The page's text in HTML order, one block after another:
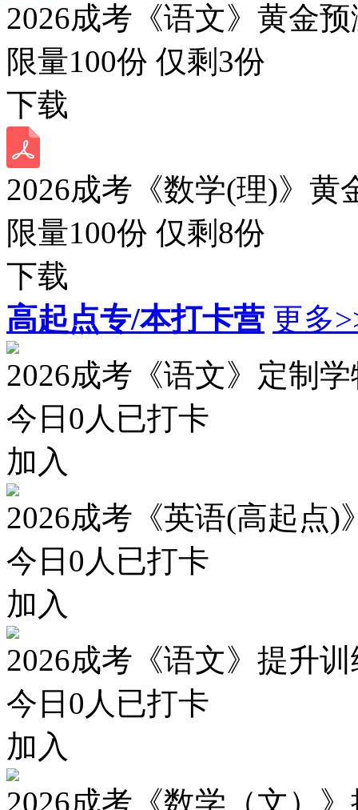
2026成考《语文》黄金
限量100份 仅剩 3份
下载
2026成考《数学(理)》黄
限量100份 仅剩 8份
下载
高起点专/本打卡营 更多
2026成考《语文》定制
今日 0 人已打卡
加入
2026成考《英语(高起点)
今日 0 人已打卡
加入
2026成考《语文》提升
今日 0 人已打卡
加入
2026成考《数学（文）